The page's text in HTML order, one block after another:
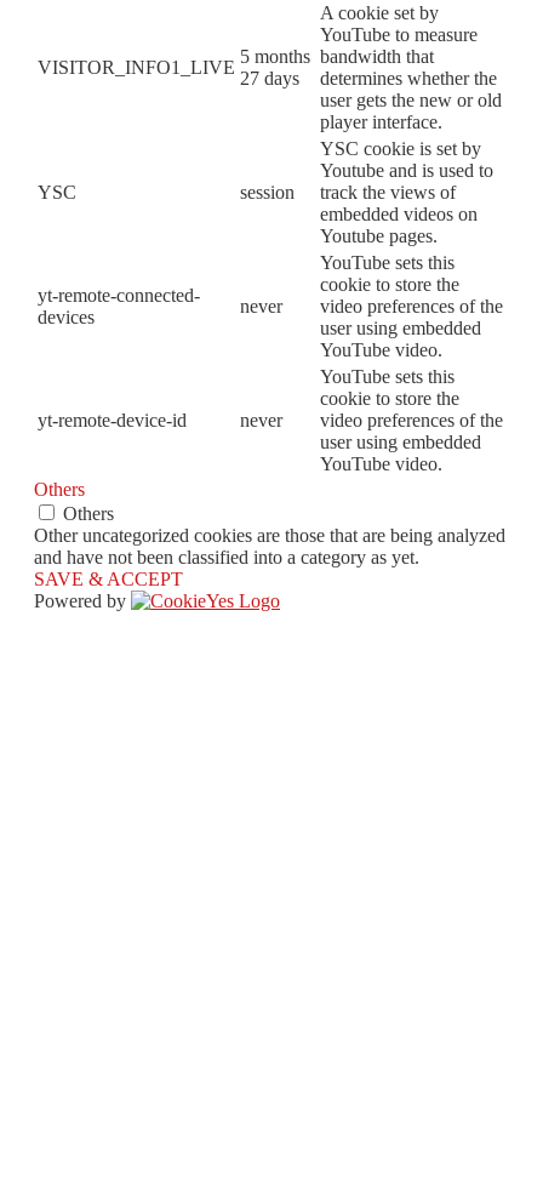
VISITOR_INFO1_LIVE
5 months
27 days
A cookie set by
YouTube to measure
bandwidth that
determines whether the
user gets the new or old
player interface.
YSC session
YSC cookie is set by
Youtube and is used to
track the views of
embedded videos on
Youtube pages.
yt-remote-connected-
devices
never
YouTube sets this
cookie to store the
video preferences of the
user using embedded
YouTube video.
yt-remote-device-id never
YouTube sets this
cookie to store the
video preferences of the
user using embedded
YouTube video.
Others
Others
Other uncategorized cookies are those that are being analyzed
and have not been classified into a category as yet.
SAVE & ACCEPT
Powered by